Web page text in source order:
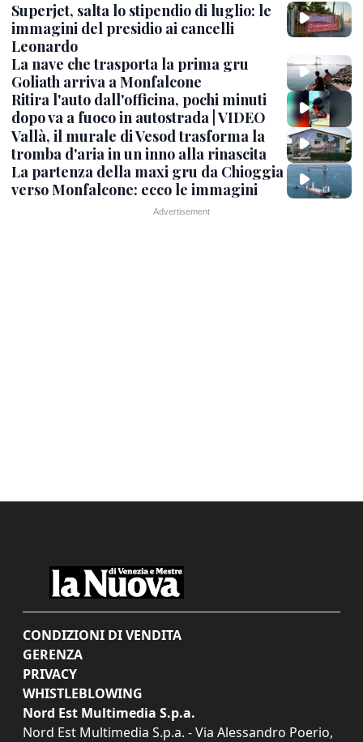
Superjet, salta lo stipendio di luglio: le
immagini del presidio ai cancelli
Leonardo
La nave che trasporta la prima gru
Goliath arriva a Monfalcone
Ritira l'auto dall'officina, pochi minuti
dopo va a fuoco in autostrada | VIDEO
Vallà, il murale di Vesod trasforma la
tromba d'aria in un inno alla rinascita
La partenza della maxi gru da Chioggia
verso Monfalcone: ecco le immagini
CONDIZIONI DI VENDITA
GERENZA
PRIVACY
WHISTLEBLOWING
Nord Est Multimedia S.p.a.
Nord Est Multimedia S.p.a. - Via Alessandro Poerio,